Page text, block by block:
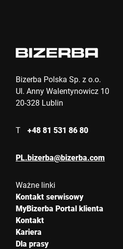
Bizerba Polska Sp. z o.o.
Ul. Anny Walentynowicz 10
20-328 Lublin
T +48 81 531 86 80
PL.bizerba@bizerba.com
Ważne linki
Kontakt serwisowy
MyBizerba Portal klienta
Kontakt
Kariera
Dla prasy